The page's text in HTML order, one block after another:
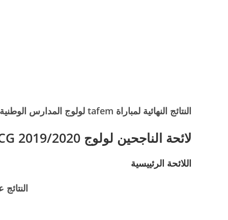
النتائج النهائية لمباراة tafem لولوج المدارس الوطنية للتجارة والتسيير ENCG برسم الموسم الجامعي 2019/2020.
لائحة الناجحين لولوج ENCG 2019/2020
اللائحة الرئييسية